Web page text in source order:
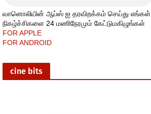
வானொலியின் ஆப்ஸ் ஐ தரவிறக்கம் செய்து எங்கள்
நிகழ்ச்சிகளை 24 மணிநேரமும் கேட்டுமகிழுங்கள்
FOR APPLE
FOR ANDROID
cine bits